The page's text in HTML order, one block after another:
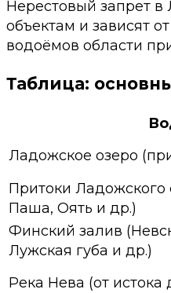
Нерестовый запрет
объектам и зависят
водоёмов области
Таблица:
Ладожское озеро
Притоки Ладожского
Паша, Оять и др.)
Финский залив
Лужская губа и др.)
Река Нева (от истока